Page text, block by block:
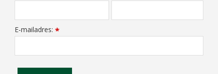
E-mailadres: *